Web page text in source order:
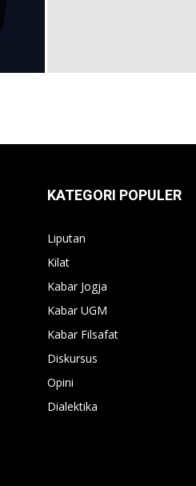
KATEGORI POPULER
Liputan
Kilat
Kabar Jogja
Kabar UGM
Kabar Filsafat
Diskursus
Opini
Dialektika